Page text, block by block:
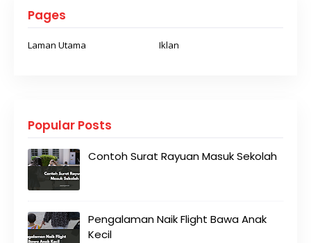
Pages
Laman Utama Iklan
Popular Posts
Contoh Surat Rayuan Masuk Sekolah
Pengalaman Naik Flight Bawa Anak
Kecil